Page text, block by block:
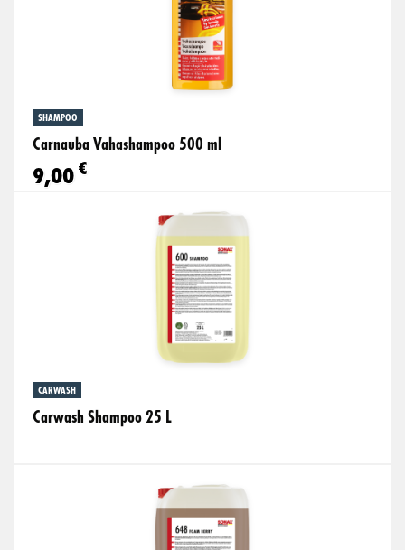
SHAMPOO
Carnauba Vahashampoo 500 ml
9,00€
CARWASH
Carwash Shampoo 25 L